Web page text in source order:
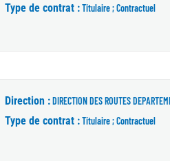
Type de contrat :Titulaire ; Contractuel
Direction :DIRECTION DES ROUTES
Type de contrat :Titulaire ; Contractuel